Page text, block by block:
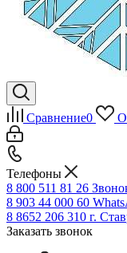
Сравнение0
Телефоны
8 800 511 81 26
8 903 44 000 60
8 8652 206 310 г.
Заказать звонок